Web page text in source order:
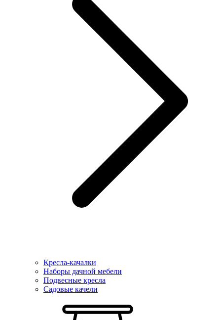
Кресла-качалки
Наборы дачной мебели
Подвесные кресла
Садовые качели